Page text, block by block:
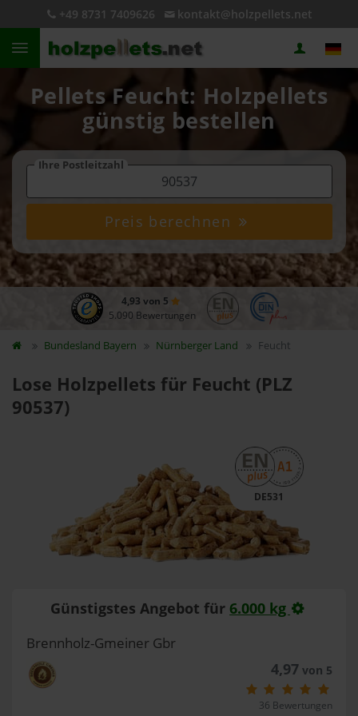
+49 8731 7409626 kontakt@holzpellets.net
Pellets Feucht: Holzpellets
günstig bestellen
Ihre Postleitzahl
Preis berechnen
4,93 von 5
5.090 Bewertungen
Bundesland Bayern Nürnberger Land Feucht
Lose Holzpellets für Feucht (PLZ
90537)
DE531
Günstigstes Angebot für 6.000 kg
Brennholz-Gmeiner Gbr
4,97von 5
36 Bewertungen